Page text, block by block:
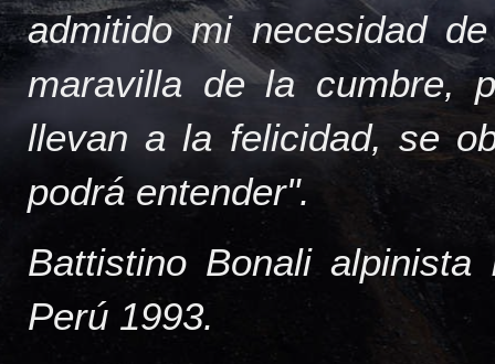
admitido mi necesidad
maravilla de la cumbre,
llevan a la felicidad, se
podrá entender".
Battistino Bonali
Perú 1993.